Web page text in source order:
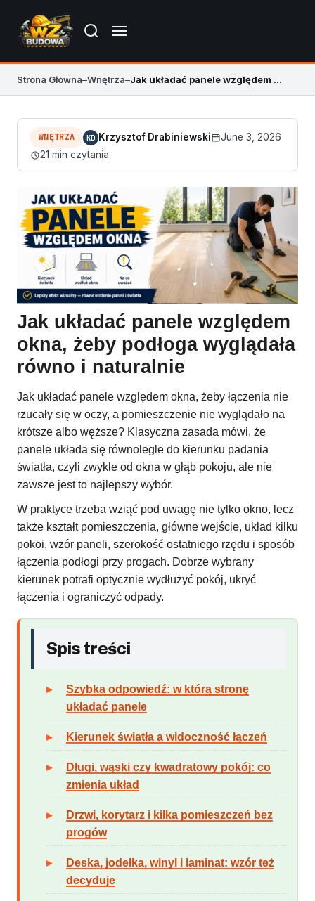
Strona Główna–Wnętrza– Jak układać panele względem okna? Kierunek i błędy
WNĘTRZA KD Krzysztof Drabiniewski
June 3, 2026
21 min czytania
Jak układać panele względem
okna, żeby podłoga wyglądała
równo i naturalnie
Jak układać panele względem okna, żeby łączenia nie
rzucały się w oczy, a pomieszczenie nie wyglądało na
krótsze albo węższe? Klasyczna zasada mówi, że
panele układa się równolegle do kierunku padania
światła, czyli zwykle od okna w głąb pokoju, ale nie
zawsze jest to najlepszy wybór.
W praktyce trzeba wziąć pod uwagę nie tylko okno, lecz
także kształt pomieszczenia, główne wejście, układ kilku
pokoi, wzór paneli, szerokość ostatniego rzędu i sposób
łączenia podłogi przy progach. Dobrze wybrany
kierunek potrafi optycznie wydłużyć pokój, ukryć
łączenia i ograniczyć odpady.
Spis treści
Szybka odpowiedź: w którą stronę
układać panele
Kierunek światła a widoczność łączeń
Długi, wąski czy kwadratowy pokój: co
zmienia układ
Drzwi, korytarz i kilka pomieszczeń bez
progów
Deska, jodełka, winyl i laminat: wzór też
decyduje